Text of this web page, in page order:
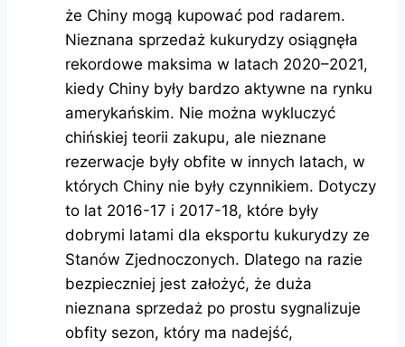
że Chiny mogą kupować pod radarem.
Nieznana sprzedaż kukurydzy osiągnęła
rekordowe maksima w latach 2020–2021,
kiedy Chiny były bardzo aktywne na rynku
amerykańskim. Nie można wykluczyć
chińskiej teorii zakupu, ale nieznane
rezerwacje były obfite w innych latach, w
których Chiny nie były czynnikiem. Dotyczy
to lat 2016-17 i 2017-18, które były
dobrymi latami dla eksportu kukurydzy ze
Stanów Zjednoczonych. Dlatego na razie
bezpieczniej jest założyć, że duża
nieznana sprzedaż po prostu sygnalizuje
obfity sezon, który ma nadejść,